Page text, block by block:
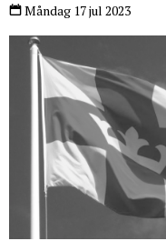
Måndag 17 jul 2023